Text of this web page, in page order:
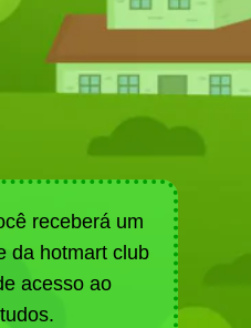
receberá um
da hotmart club
acesso ao